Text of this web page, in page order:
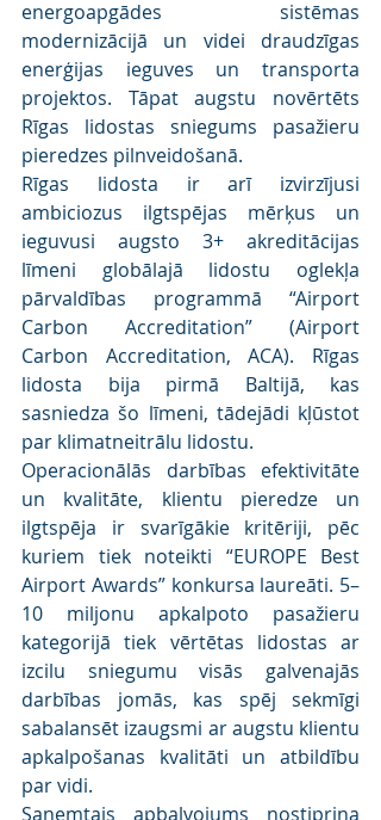
energoapgādes sistēmas
modernizācijā un videi draudzīgas
enerģijas ieguves un transporta
projektos. Tāpat augstu novērtēts
Rīgas lidostas sniegums pasažieru
pieredzes pilnveidošanā.
Rīgas lidosta ir arī izvirzījusi
ambiciozus ilgtspējas mērķus un
ieguvusi augsto 3+ akreditācijas
līmeni globālajā lidostu oglekļa
pārvaldības programmā “Airport
Carbon Accreditation” (Airport
Carbon Accreditation, ACA). Rīgas
lidosta bija pirmā Baltijā, kas
sasniedza šo līmeni, tādejādi kļūstot
par klimatneitrālu lidostu.
Operacionālās darbības efektivitāte
un kvalitāte, klientu pieredze un
ilgtspēja ir svarīgākie kritēriji, pēc
kuriem tiek noteikti “EUROPE Best
Airport Awards” konkursa laureāti. 5–
10 miljonu apkalpoto pasažieru
kategorijā tiek vērtētas lidostas ar
izcilu sniegumu visās galvenajās
darbības jomās, kas spēj sekmīgi
sabalansēt izaugsmi ar augstu klientu
apkalpošanas kvalitāti un atbildību
par vidi.
Saņemtais apbalvojums nostiprina